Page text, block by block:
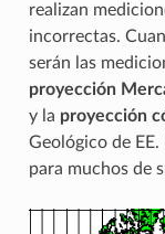
realizan
incorrectas.
serán las
proyección
y la proyección
Geológico de
para muchos de